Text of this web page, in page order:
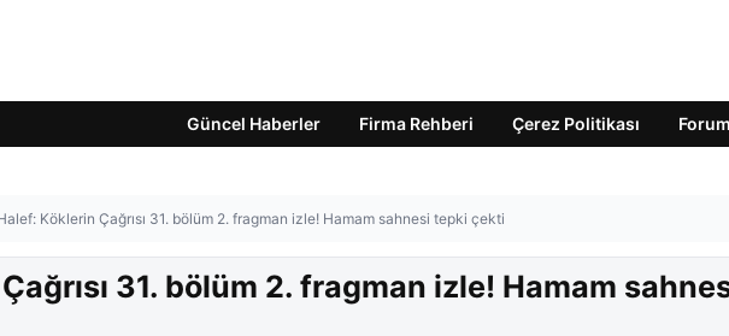
Güncel Haberler Firma Rehberi Çerez Politikası Forum
Köklerin Çağrısı 31. bölüm 2. fragman izle! Hamam sahnesi tepki çekti
31. bölüm 2. fragman izle! Hamam